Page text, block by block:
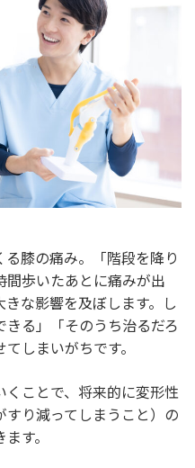
膝の痛み。「階段を降り
間歩いたあとに痛みが出
な影響を及ぼします。し
る」「そのうち治るだろ
しまいがちです。
ことで、将来的に変形性
り減ってしまうこと）の
す。